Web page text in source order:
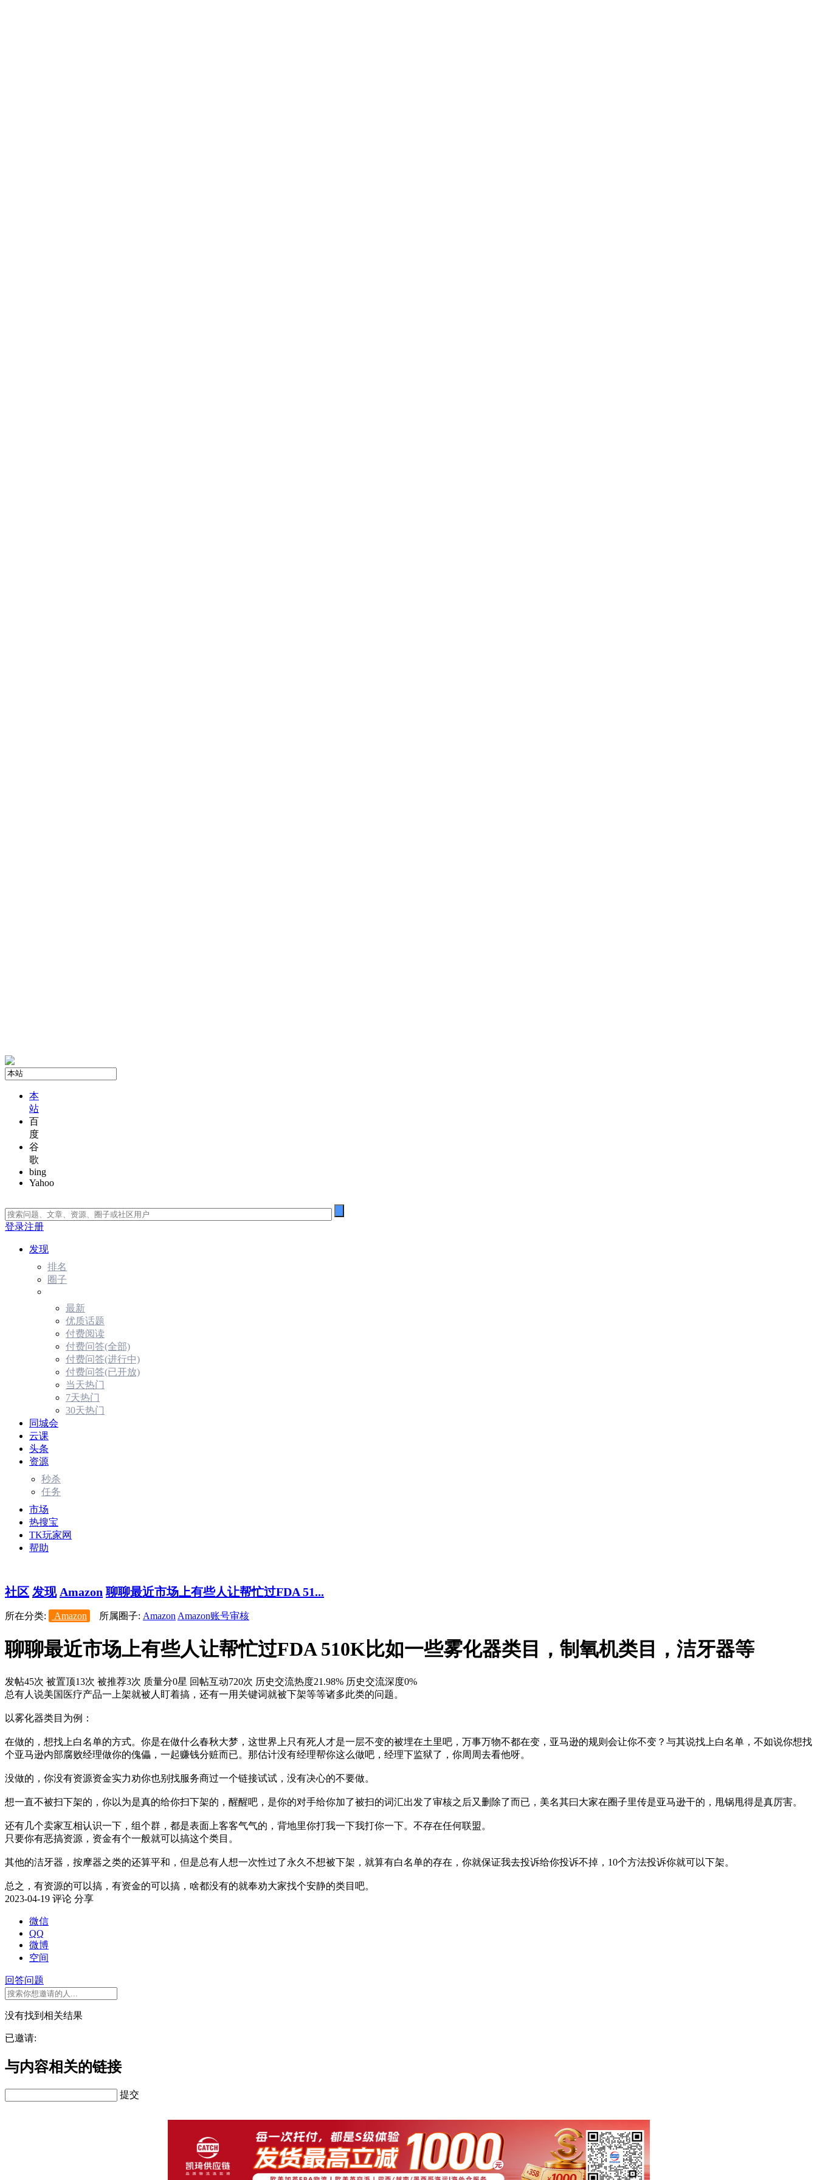
本
站
百
度
谷
歌
bing
Yahoo
登录注册
发现
排名
圈子
最新
优质话题
付费阅读
付费问答(全部)
付费问答(进行中)
付费问答(已开放)
当天热门
7天热门
30天热门
同城会
云课
头条
资源
秒杀
任务
市场
热搜宝
TK玩家网
帮助
社区 发现 Amazon 聊聊最近市场上有些人让帮忙过FDA 51...
所在分类: Amazon 所属圈子: AmazonAmazon账号审核
聊聊最近市场上有些人让帮忙过FDA 510K比如一些雾化器类目，制氧机类目，洁牙器等
发帖45次 被置顶13次 被推荐3次 质量分0星 回帖互动720次 历史交流热度21.98% 历史交流深度0%
总有人说美国医疗产品一上架就被人盯着搞，还有一用关键词就被下架等等诸多此类的问题。
以雾化器类目为例：
在做的，想找上白名单的方式。你是在做什么春秋大梦，这世界上只有死人才是一层不变的被埋在土里吧，万事万物不都在变，亚马逊的规则会让你不变？与其说找上白名单，不如说你想找
个亚马逊内部腐败经理做你的傀儡，一起赚钱分赃而已。那估计没有经理帮你这么做吧，经理下监狱了，你周周去看他呀。
没做的，你没有资源资金实力劝你也别找服务商过一个链接试试，没有决心的不要做。
想一直不被扫下架的，你以为是真的给你扫下架的，醒醒吧，是你的对手给你加了被扫的词汇出发了审核之后又删除了而已，美名其曰大家在圈子里传是亚马逊干的，甩锅甩得是真厉害。
还有几个卖家互相认识一下，组个群，都是表面上客客气气的，背地里你打我一下我打你一下。不存在任何联盟。
只要你有恶搞资源，资金有个一般就可以搞这个类目。
其他的洁牙器，按摩器之类的还算平和，但是总有人想一次性过了永久不想被下架，就算有白名单的存在，你就保证我去投诉给你投诉不掉，10个方法投诉你就可以下架。
总之，有资源的可以搞，有资金的可以搞，啥都没有的就奉劝大家找个安静的类目吧。
2023-04-19 评论 分享
微信
QQ
微博
空间
回答问题
没有找到相关结果
已邀请:
与内容相关的链接
提交